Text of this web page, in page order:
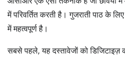
में परिवर्तित करती है। गुजराती पाठ के
में महत्वपूर्ण है।
सबसे पहले, यह दस्तावेजों को डिजिटाइज़